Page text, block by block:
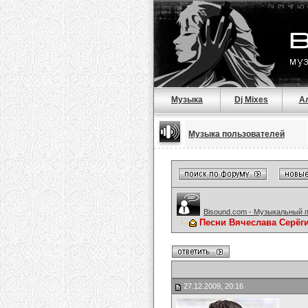
Музыка Dj Mixes
Музыка пользователей
Bisound.com - Музыкальный
Песни Вячеслава
27.12.2009, 20:16